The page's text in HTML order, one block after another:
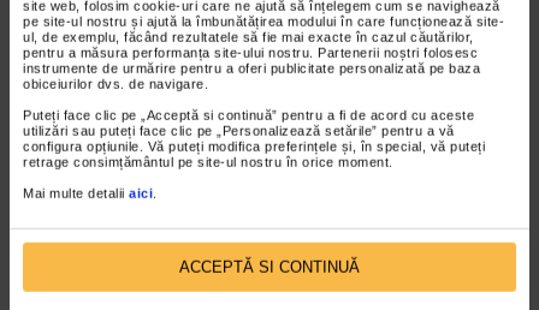
site web, folosim cookie-uri care ne ajută să înțelegem cum se navighează
pe site-ul nostru și ajută la îmbunătățirea modului în care funcționează site-
ul, de exemplu, făcând rezultatele să fie mai exacte în cazul căutărilor,
pentru a măsura performanța site-ului nostru. Partenerii noștri folosesc
instrumente de urmărire pentru a oferi publicitate personalizată pe baza
obiceiurilor dvs. de navigare.
Puteți face clic pe „Acceptă si continuă” pentru a fi de acord cu aceste
utilizări sau puteți face clic pe „Personalizează setările” pentru a vă
configura opțiunile. Vă puteți modifica preferințele și, în special, vă puteți
retrage consimțământul pe site-ul nostru în orice moment.
Mai multe detalii aici.
ACCEPTĂ SI CONTINUĂ
ALTE MATERIALE